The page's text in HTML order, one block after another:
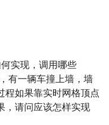
实现，调用哪些
有一辆车撞上墙，墙
程如果靠实时网格顶点
，请问应该怎样实现